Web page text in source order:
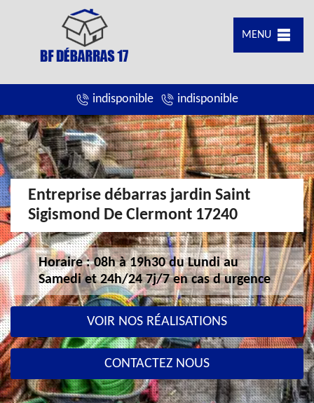
MENU
indisponible indisponible
Entreprise débarras jardin Saint
Sigismond De Clermont 17240
Horaire : 08h à 19h30 du Lundi au
Samedi et 24h/24 7j/7 en cas d urgence
VOIR NOS RÉALISATIONS
CONTACTEZ NOUS